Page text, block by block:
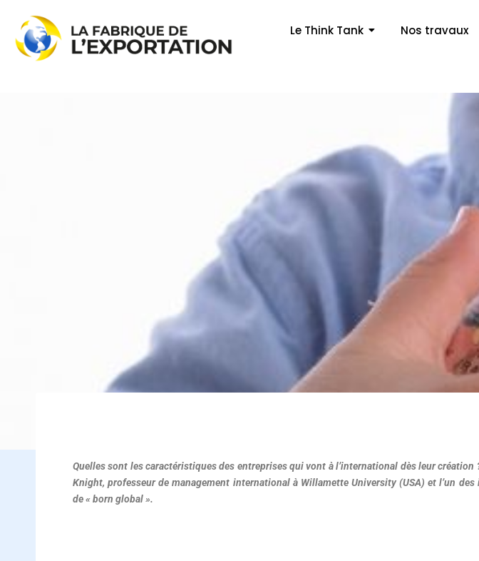
contenu
Le Think Tank Nos travaux
Quelles sont les caractéristiques des entreprises qui vont à l’international dès leur création
Knight, professeur de management international à Willamette University (USA) et l’un
de « born global ».